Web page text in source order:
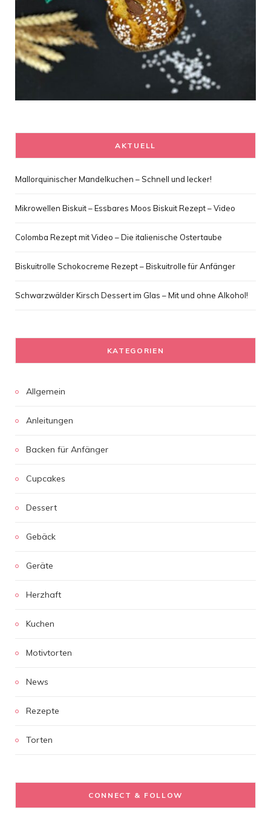
AKTUELL
Mallorquinischer Mandelkuchen – Schnell und lecker!
Mikrowellen Biskuit – Essbares Moos Biskuit Rezept – Video
Colomba Rezept mit Video – Die italienische Ostertaube
Biskuitrolle Schokocreme Rezept – Biskuitrolle für Anfänger
Schwarzwälder Kirsch Dessert im Glas – Mit und ohne Alkohol!
KATEGORIEN
Allgemein
Anleitungen
Backen für Anfänger
Cupcakes
Dessert
Gebäck
Geräte
Herzhaft
Kuchen
Motivtorten
News
Rezepte
Torten
CONNECT & FOLLOW